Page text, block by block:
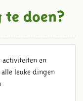
te doen?
activiteiten en
leuke dingen